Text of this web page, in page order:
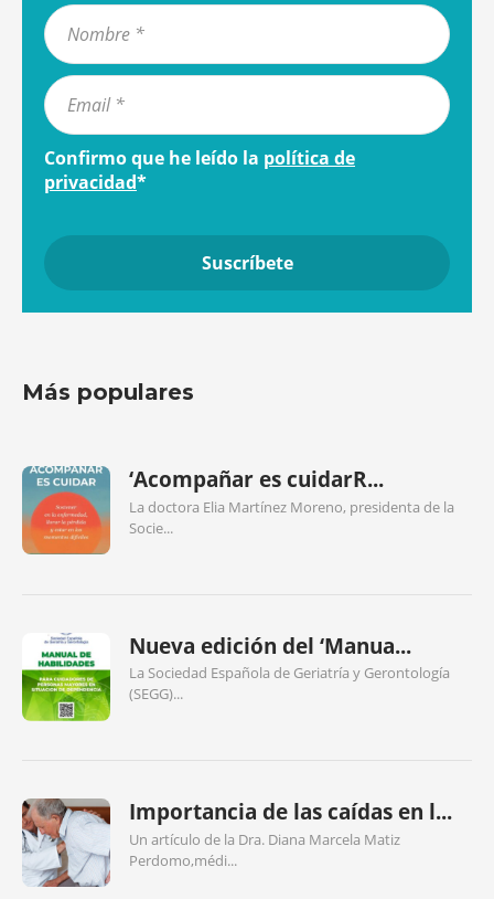
Confirmo que he leído la política de
privacidad*
Más populares
‘Acompañar es cuidarR...
La doctora Elia Martínez Moreno, presidenta de la
Socie...
Nueva edición del ‘Manua...
La Sociedad Española de Geriatría y Gerontología
(SEGG)...
Importancia de las caídas en l...
Un artículo de la Dra. Diana Marcela Matiz
Perdomo,médi...